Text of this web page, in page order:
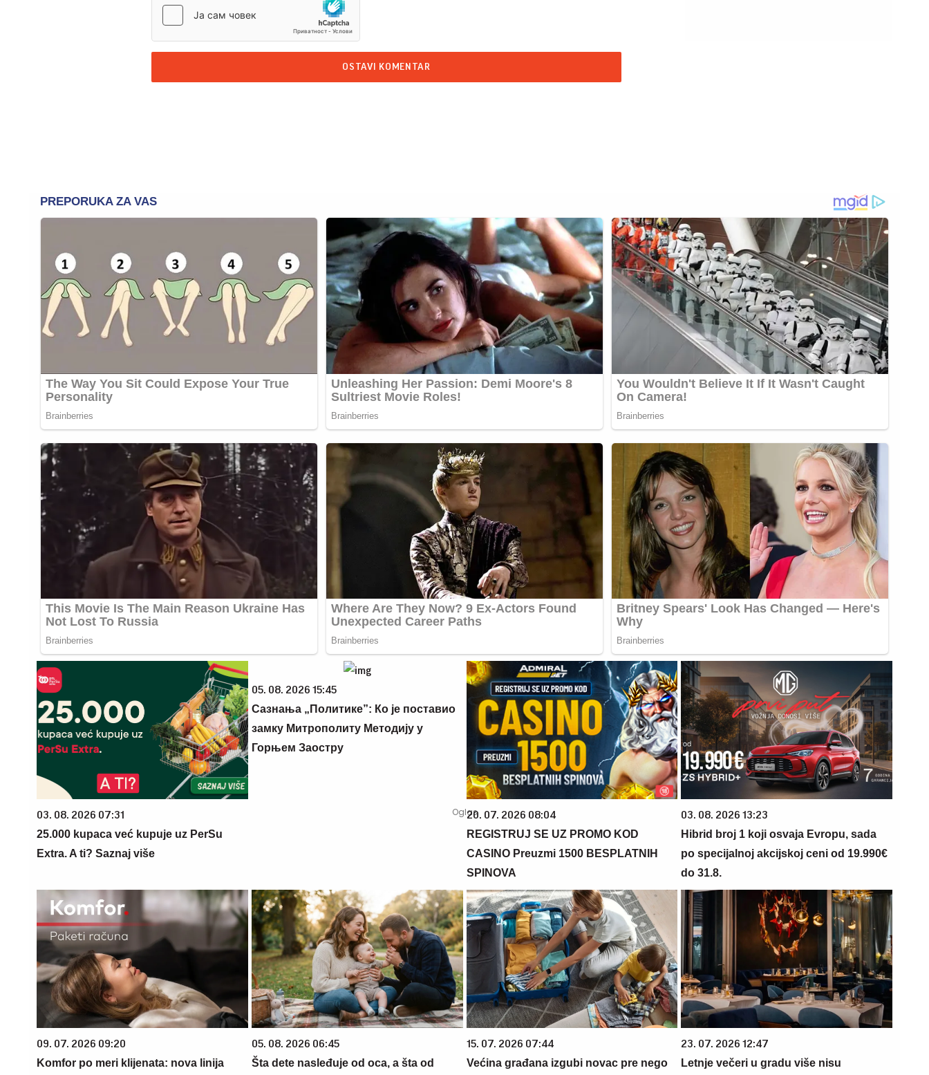
OSTAVI KOMENTAR
03. 08. 2026 07:31
25.000 kupaca već kupuje uz PerSu
Extra. A ti? Saznaj više
05. 08. 2026 15:45
Сазнања „Политике”: Ко је поставио
замку Митрополиту Методију у
Горњем Заостру
20. 07. 2026 08:04
REGISTRUJ SE UZ PROMO KOD
CASINO Preuzmi 1500 BESPLATNIH
SPINOVA
03. 08. 2026 13:23
Hibrid broj 1 koji osvaja Evropu, sada
po specijalnoj akcijskoj ceni od 19.990€
do 31.8.
09. 07. 2026 09:20
Komfor po meri klijenata: nova linija
05. 08. 2026 06:45
Šta dete nasleđuje od oca, a šta od
15. 07. 2026 07:44
Većina građana izgubi novac pre nego
23. 07. 2026 12:47
Letnje večeri u gradu više nisu